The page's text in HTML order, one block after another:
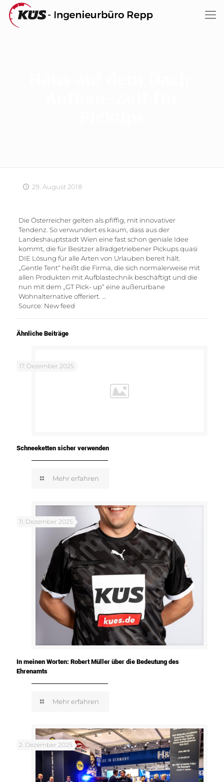
29. August 2018
Die Österreicher gelten als pfiffig, mit innovativer
Tendenz. So verwundert es kaum, dass aus der
Landeshauptstadt Wien eine fast schon geniale Idee
kommt, die für Besitzer allradgetriebener Pickups quasi
DIE Lösung für alle Arten von Urlauben bereit hält.
„Gentle Tent“ heißt die Firma, die sich normalerweise mit
allen Produkten mit Aufblastechnik beschäftigt und die
nun mit dem „GT Pick- up“ eine außerurbane
Wohnalternative offeriert. …
Source: New feed
Ähnliche Beiträge
17. Dezember 2025
Schneeketten sicher verwenden
Mehr erfahren
11. Dezember 2025
In meinen Worten: Robert Müller über die Bedeutung des
Ehrenamts
Mehr erfahren
2. Dezember 2025